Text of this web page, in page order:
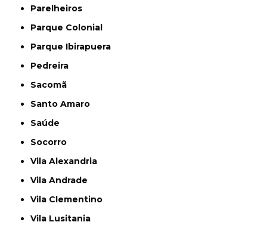
Parelheiros
Parque Colonial
Parque Ibirapuera
Pedreira
Sacomã
Santo Amaro
Saúde
Socorro
Vila Alexandria
Vila Andrade
Vila Clementino
Vila Lusitania